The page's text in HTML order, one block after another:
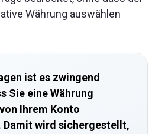
Währung auswählen
ist es zwingend
Sie eine Währung
Ihrem Konto
wird sichergestellt,